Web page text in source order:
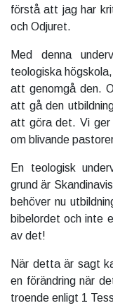
förstå att jag har
och Odjuret.
Med denna
teologiska
att genomgå den.
att gå den
att göra det. Vi ger
om blivande
En teologisk
grund är
behöver nu
bibelordet och inte
av det!
När detta är sagt
en förändring när
troende enligt 1